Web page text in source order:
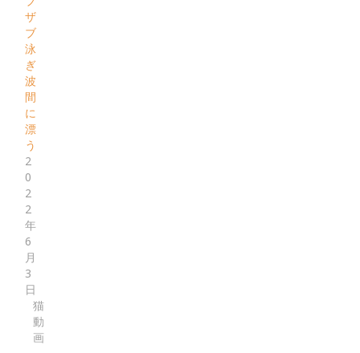
ザ
ブ
泳
ぎ
波
間
に
漂
う
2
0
2
2
年
6
月
3
日
猫
動
画